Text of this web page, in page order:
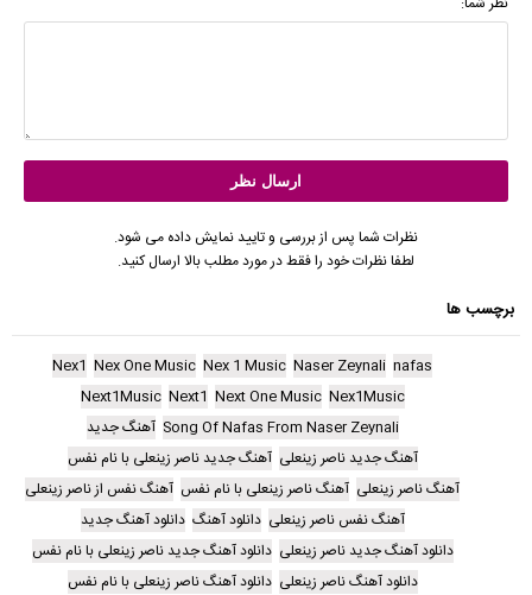
نظرات شما پس از بررسی و تایید نمایش داده می شود.
لطفا نظرات خود را فقط در مورد مطلب بالا ارسال کنید.
برچسب ها
nafas
Naser Zeynali
Nex 1 Music
Nex One Music
Nex1
Nex1Music
Next One Music
Next1
Next1Music
Song Of Nafas From Naser Zeynali آهنگ جدید
آهنگ جدید ناصر زینعلی آهنگ جدید ناصر زینعلی با نام نفس
آهنگ ناصر زینعلی آهنگ ناصر زینعلی با نام نفس آهنگ نفس از ناصر زینعلی
آهنگ نفس ناصر زینعلی دانلود آهنگ دانلود آهنگ جدید
دانلود آهنگ جدید ناصر زینعلی دانلود آهنگ جدید ناصر زینعلی با نام نفس
دانلود آهنگ ناصر زینعلی دانلود آهنگ ناصر زینعلی با نام نفس